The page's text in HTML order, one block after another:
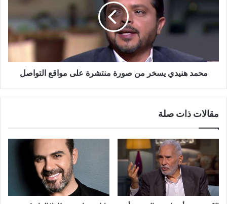
صورة
منتشرة
التواصل
محمد هنيدي يسخر من صورة منتشرة على مواقع التواصل
مقالات ذات صلة